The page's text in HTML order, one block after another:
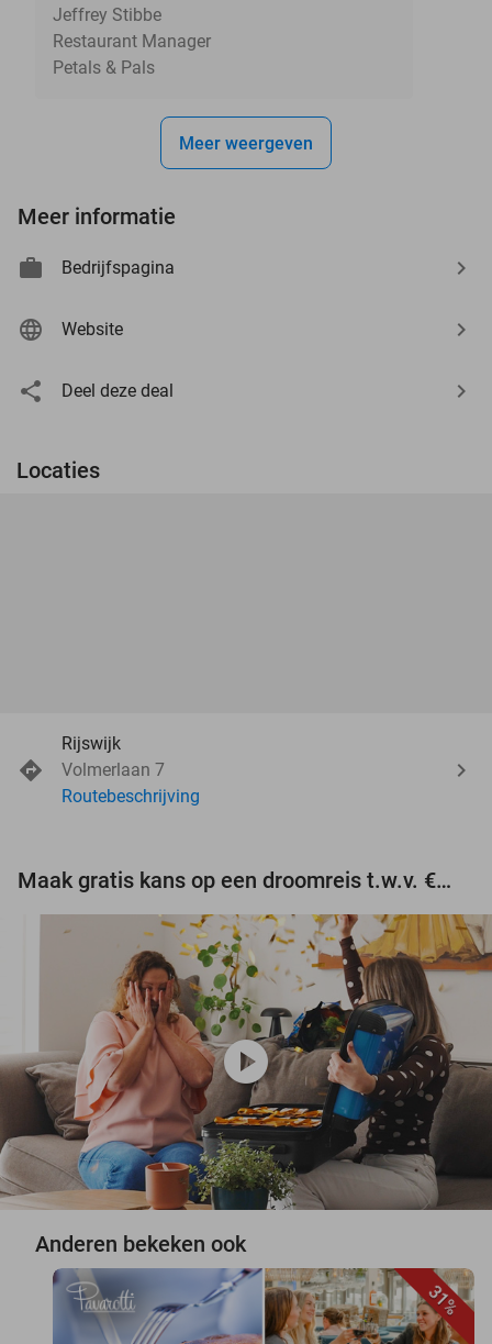
Jeffrey Stibbe
Restaurant Manager
Petals & Pals
Meer weergeven
Meer informatie
Bedrijfspagina
Website
Deel deze deal
Locaties
Rijswijk
Volmerlaan 7
Routebeschrijving
Maak gratis kans op een droomreis t.w.v. €3.000!
play_circle
Anderen bekeken ook
31%